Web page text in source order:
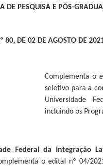
DE PESQUISA E PÓS-
80, DE 02 DE AGOSTO DE
Complementa o
seletivo para a
Universidade
incluindo os
Federal da Integração
o edital nº 04/